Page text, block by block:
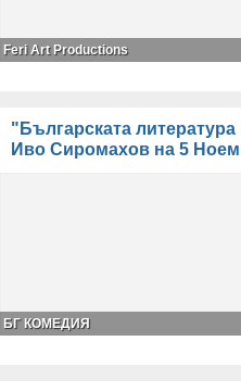
Feri Art Productions
"Българската
Иво Сиромахов на 5
БГ КОМЕДИЯ